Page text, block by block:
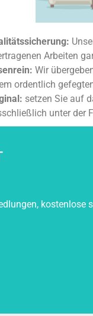
Arbeiten
Wir
ordentlich
setzen Sie auf
unter der